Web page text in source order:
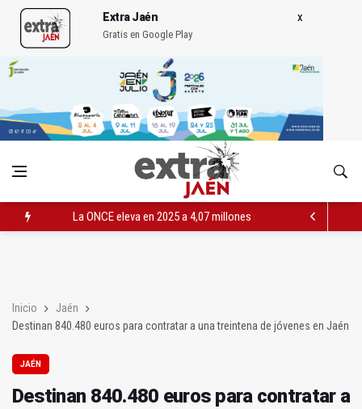
Extra Jaén
Gratis en Google Play
La ONCE eleva en 2025 a 4,07 millones su inversión social en
Inicio
Jaén
Destinan 840.480 euros para contratar a una treintena de jóvenes en Jaén
JAÉN
Destinan 840.480 euros para contratar a